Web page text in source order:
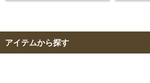
アイテムから探す